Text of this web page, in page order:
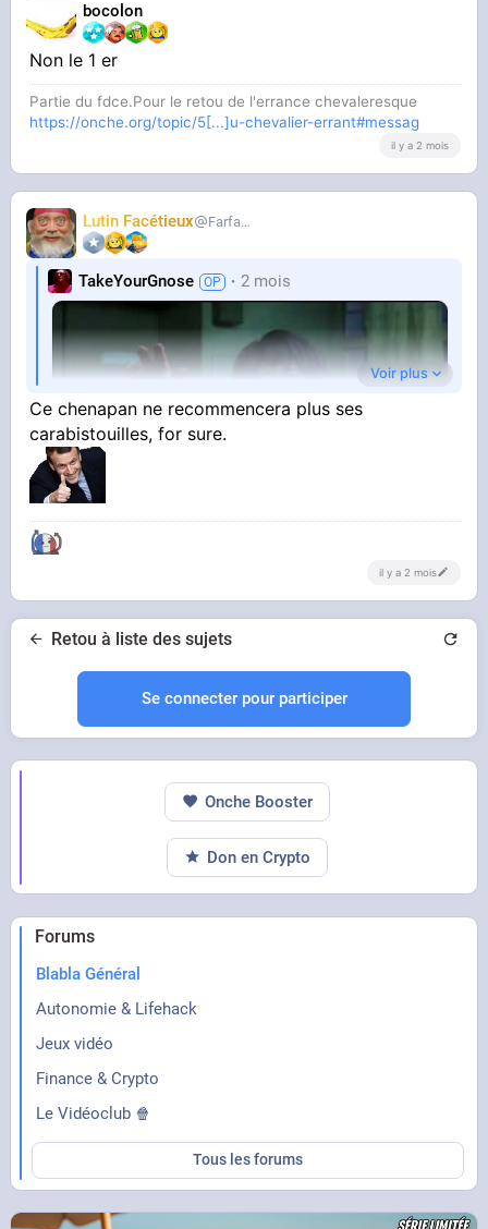
bocolon
Non le 1 er
Partie du fdce.Pour le retou de l'errance chevaleresque
https://onche.org/topic/5[...]u-chevalier-errant#messag
il y a 2 mois
Lutin Facétieux Farfadet
TakeYourGnose 2 mois
Voir plus
Ce chenapan ne recommencera plus ses
carabistouilles, for sure.
il y a 2 mois
Retou à liste des sujets
Se connecter pour participer
Forums
Blabla Général
Autonomie & Lifehack
Jeux vidéo
Finance & Crypto
Le Vidéoclub 🍿
Tous les forums
Onche Booster
Don en Crypto